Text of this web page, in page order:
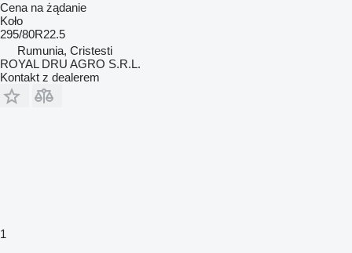
Cena na żądanie
Koło
295/80R22.5
Rumunia, Cristesti
ROYAL DRU AGRO S.R.L.
Kontakt z dealerem
1